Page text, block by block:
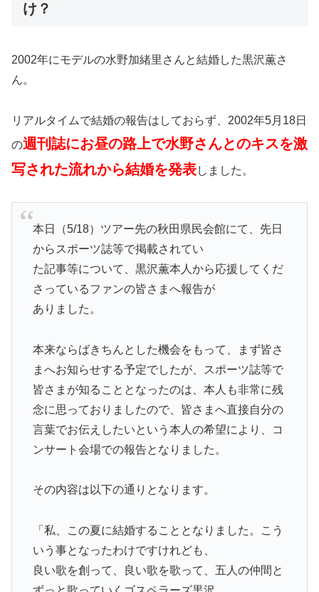
け？
2002年にモデルの水野加緒里さんと結婚した黒沢薫さ
ん。
リアルタイムで結婚の報告はしておらず、2002年5月18日
の週刊誌にお昼の路上で水野さんとのキスを激
写された流れから結婚を発表しました。
本日（5/18）ツアー先の秋田県民会館にて、先日
からスポーツ誌等で掲載されてい
た記事等について、黒沢薫本人から応援してくだ
さっているファンの皆さまへ報告が
ありました。
本来ならばきちんとした機会をもって、まず皆さ
まへお知らせする予定でしたが、スポーツ誌等で
皆さまが知ることとなったのは、本人も非常に残
念に思っておりましたので、皆さまへ直接自分の
言葉でお伝えしたいという本人の希望により、コ
ンサート会場での報告となりました。
その内容は以下の通りとなります。
「私、この夏に結婚することとなりました。こう
いう事となったわけですけれども、
良い歌を創って、良い歌を歌って、五人の仲間と